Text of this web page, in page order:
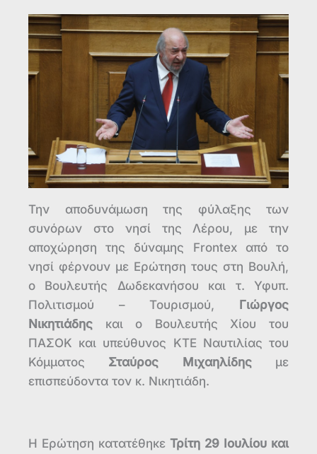
Την αποδυνάμωση της φύλαξης των
συνόρων στο νησί της Λέρου, με την
αποχώρηση της δύναμης Frontex από το
νησί φέρνουν με Ερώτηση τους στη Βουλή,
ο Βουλευτής Δωδεκανήσου και τ. Υφυπ.
Πολιτισμού – Τουρισμού, Γιώργος
Νικητιάδης και ο Βουλευτής Χίου του
ΠΑΣΟΚ και υπεύθυνος ΚΤΕ Ναυτιλίας του
Κόμματος Σταύρος Μιχαηλίδηςμε
επισπεύδοντα τον κ. Νικητιάδη.
Η Ερώτηση κατατέθηκε Τρίτη 29 Ιουλίου και